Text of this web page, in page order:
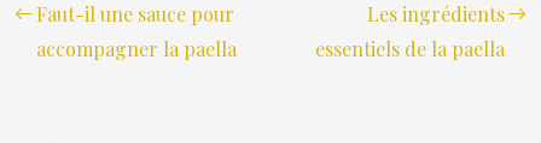
Faut-il une sauce pour
accompagner la paella
Les ingrédients
essentiels de la paella